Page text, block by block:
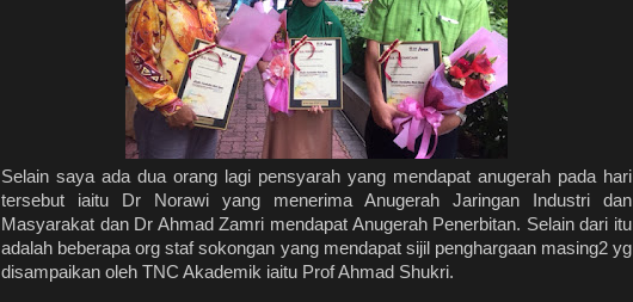
Selain saya ada dua orang lagi pensyarah yang mendapat anugerah pada hari
tersebut iaitu Dr Norawi yang menerima Anugerah Jaringan Industri dan
Masyarakat dan Dr Ahmad Zamri mendapat Anugerah Penerbitan. Selain dari itu
adalah beberapa org staf sokongan yang mendapat sijil penghargaan masing2 yg
disampaikan oleh TNC Akademik iaitu Prof Ahmad Shukri.